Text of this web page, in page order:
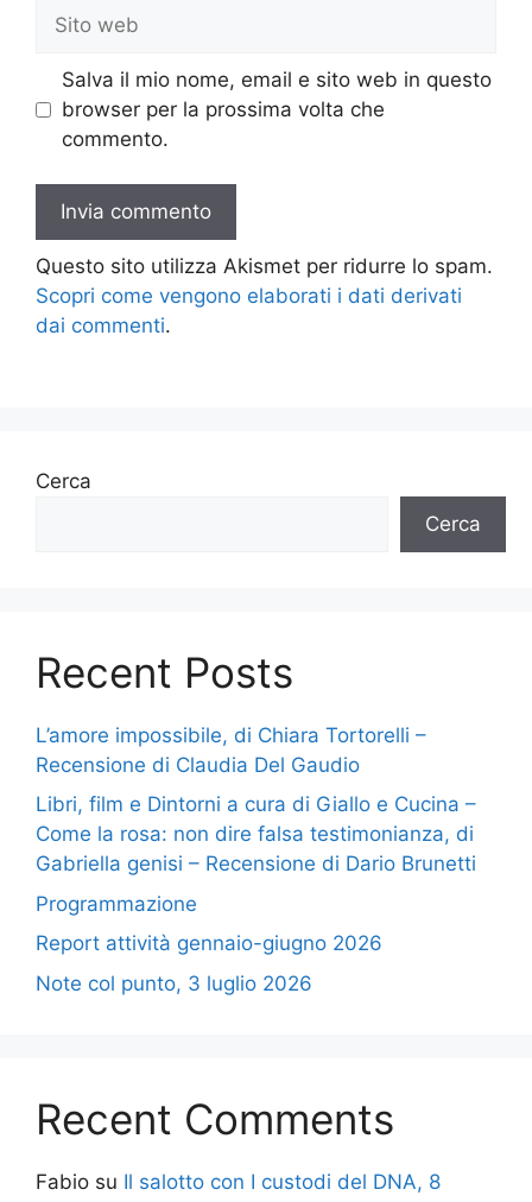
web
Salva il mio nome, email e sito web in questo
browser per la prossima volta che
commento.
Questo sito utilizza Akismet per ridurre lo spam.
Scopri come vengono elaborati i dati derivati
dai commenti.
Cerca
Cerca
Recent Posts
L’amore impossibile, di Chiara Tortorelli –
Recensione di Claudia Del Gaudio
Libri, film e Dintorni a cura di Giallo e Cucina –
Come la rosa: non dire falsa testimonianza, di
Gabriella genisi – Recensione di Dario Brunetti
Programmazione
Report attività gennaio-giugno 2026
Note col punto, 3 luglio 2026
Recent Comments
Fabio su Il salotto con I custodi del DNA, 8